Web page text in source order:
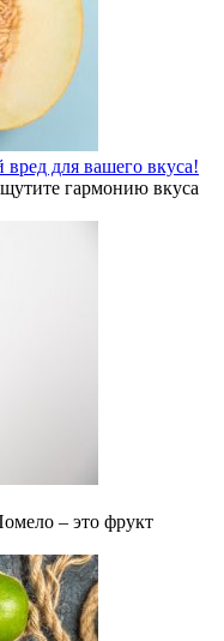
для вашего вкуса!
гармонию вкуса
– это фрукт